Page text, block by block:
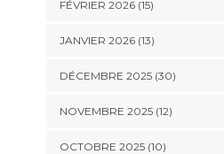
FÉVRIER 2026 (15)
JANVIER 2026 (13)
DÉCEMBRE 2025 (30)
NOVEMBRE 2025 (12)
OCTOBRE 2025 (10)